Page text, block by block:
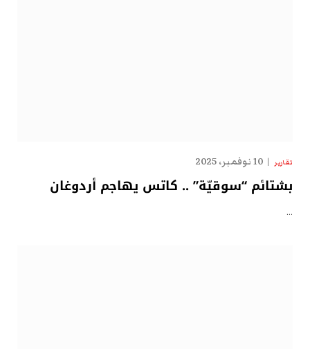
تقارير 10 نوفمبر، 2025
بشتائم “سوقيّة” .. كاتس يهاجم أردوغان
…